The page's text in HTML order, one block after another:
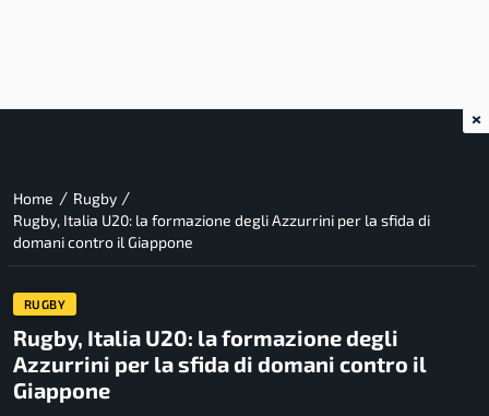
Home / Rugby /
Rugby, Italia U20: la formazione degli Azzurrini per la sfida di
domani contro il Giappone
RUGBY
Rugby, Italia U20: la formazione degli
Azzurrini per la sfida di domani contro il
Giappone
×